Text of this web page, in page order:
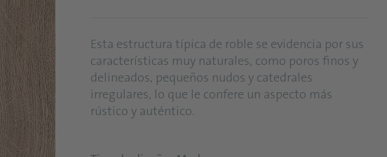
Esta estructura típica de roble se evidencia por sus
características muy naturales, como poros finos y
delineados, pequeños nudos y catedrales
irregulares, lo que le confere un aspecto más
rústico y auténtico.